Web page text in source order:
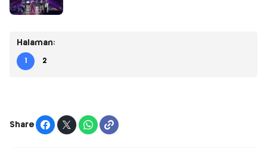
Halaman:
1 2
Share